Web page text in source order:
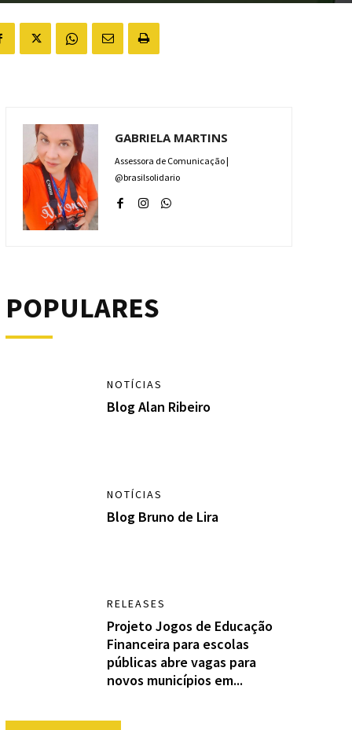
GABRIELA MARTINS
Assessora de Comunicação |
@brasilsolidario
POPULARES
NOTÍCIAS
Blog Alan Ribeiro
NOTÍCIAS
Blog Bruno de Lira
RELEASES
Projeto Jogos de Educação
Financeira para escolas
públicas abre vagas para
novos municípios em...